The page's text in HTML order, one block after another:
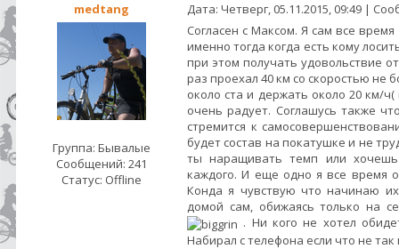
medtang Дата: Четверг, 05.11.2015, 09:49 |
Группа: Бывалые
Сообщений: 241
Статус: Offline
Согласен с Максом. Я сам все
именно тогда когда есть кому
при этом получать удовольствие
раз проехал 40 км со скоростью не
около ста и держать около 20 км/
очень радует. Соглашусь также
стремится к
будет состав на покатушке и не
ты наращивать темп или
каждого. И еще одно я все время
Конда я чувствую что начинаю
домой сам, обижаясь только на
. Ни кого не хотел
Набирал с телефона если что не так